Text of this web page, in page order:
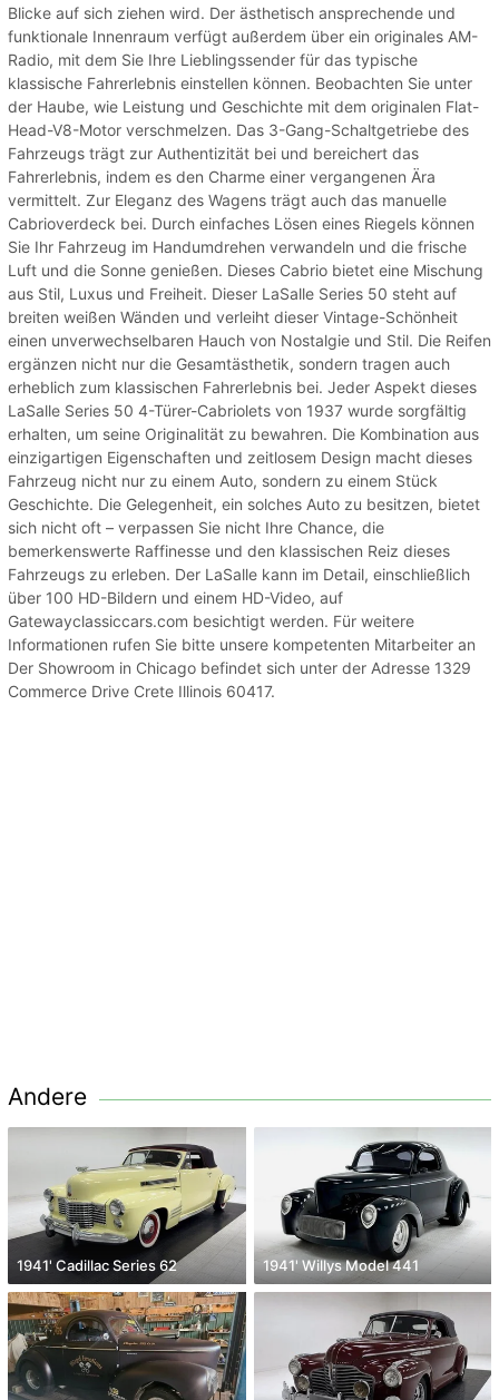
Blicke auf sich ziehen wird. Der ästhetisch ansprechende und
funktionale Innenraum verfügt außerdem über ein originales AM-
Radio, mit dem Sie Ihre Lieblingssender für das typische
klassische Fahrerlebnis einstellen können. Beobachten Sie unter
der Haube, wie Leistung und Geschichte mit dem originalen Flat-
Head-V8-Motor verschmelzen. Das 3-Gang-Schaltgetriebe des
Fahrzeugs trägt zur Authentizität bei und bereichert das
Fahrerlebnis, indem es den Charme einer vergangenen Ära
vermittelt. Zur Eleganz des Wagens trägt auch das manuelle
Cabrioverdeck bei. Durch einfaches Lösen eines Riegels können
Sie Ihr Fahrzeug im Handumdrehen verwandeln und die frische
Luft und die Sonne genießen. Dieses Cabrio bietet eine Mischung
aus Stil, Luxus und Freiheit. Dieser LaSalle Series 50 steht auf
breiten weißen Wänden und verleiht dieser Vintage-Schönheit
einen unverwechselbaren Hauch von Nostalgie und Stil. Die Reifen
ergänzen nicht nur die Gesamtästhetik, sondern tragen auch
erheblich zum klassischen Fahrerlebnis bei. Jeder Aspekt dieses
LaSalle Series 50 4-Türer-Cabriolets von 1937 wurde sorgfältig
erhalten, um seine Originalität zu bewahren. Die Kombination aus
einzigartigen Eigenschaften und zeitlosem Design macht dieses
Fahrzeug nicht nur zu einem Auto, sondern zu einem Stück
Geschichte. Die Gelegenheit, ein solches Auto zu besitzen, bietet
sich nicht oft – verpassen Sie nicht Ihre Chance, die
bemerkenswerte Raffinesse und den klassischen Reiz dieses
Fahrzeugs zu erleben. Der LaSalle kann im Detail, einschließlich
über 100 HD-Bildern und einem HD-Video, auf
Gatewayclassiccars.com besichtigt werden. Für weitere
Informationen rufen Sie bitte unsere kompetenten Mitarbeiter an
Der Showroom in Chicago befindet sich unter der Adresse 1329
Commerce Drive Crete Illinois 60417.
Andere
1941' Cadillac Series 62 1941' Willys Model 441